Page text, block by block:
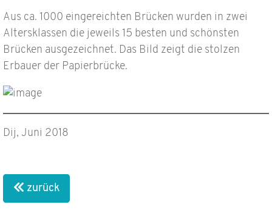
Aus ca. 1000 eingereichten Brücken wurden in zwei
Altersklassen die jeweils 15 besten und schönsten
Brücken ausgezeichnet. Das Bild zeigt die stolzen
Erbauer der Papierbrücke.
Dij, Juni 2018
zurück